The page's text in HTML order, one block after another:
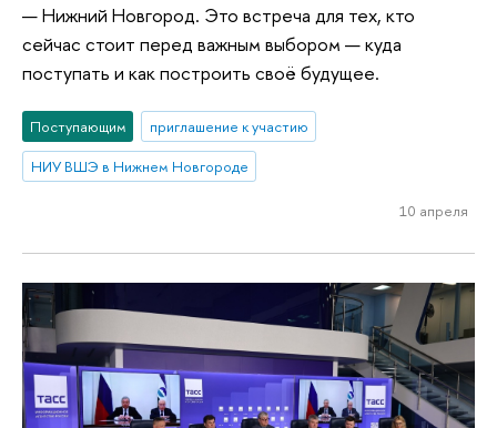
— Нижний Новгород. Это встреча для тех, кто
сейчас стоит перед важным выбором — куда
поступать и как построить своё будущее.
Поступающим
приглашение к участию
НИУ ВШЭ в Нижнем Новгороде
10 апреля